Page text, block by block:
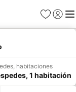
Favoritos
Iniciar
habitaciones
1 habitación